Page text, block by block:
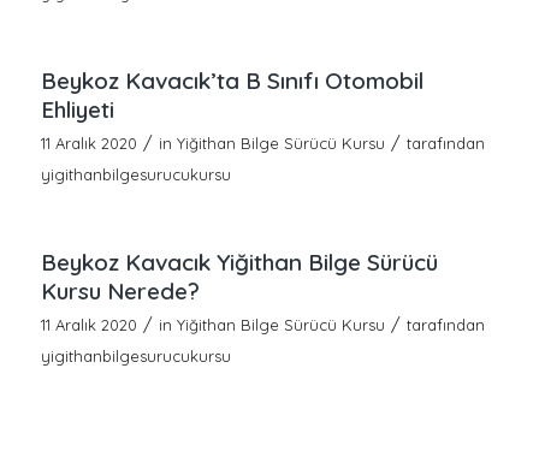
Beykoz Kavacık’ta B Sınıfı Otomobil
Ehliyeti
11 Aralık 2020 / in Yiğithan Bilge Sürücü Kursu / tarafından
yigithanbilgesurucukursu
Beykoz Kavacık Yiğithan Bilge Sürücü
Kursu Nerede?
11 Aralık 2020 / in Yiğithan Bilge Sürücü Kursu / tarafından
yigithanbilgesurucukursu